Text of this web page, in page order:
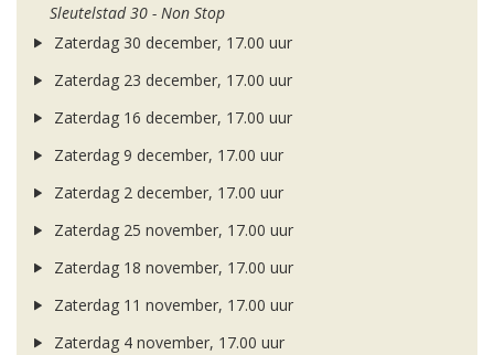
Sleutelstad 30 - Non Stop
Zaterdag 30 december, 17.00 uur
Zaterdag 23 december, 17.00 uur
Zaterdag 16 december, 17.00 uur
Zaterdag 9 december, 17.00 uur
Zaterdag 2 december, 17.00 uur
Zaterdag 25 november, 17.00 uur
Zaterdag 18 november, 17.00 uur
Zaterdag 11 november, 17.00 uur
Zaterdag 4 november, 17.00 uur